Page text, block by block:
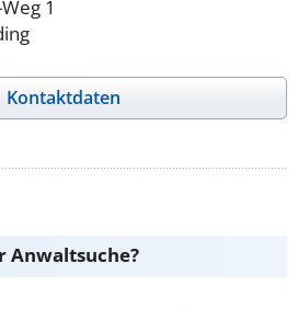
1
Kontaktdaten
Anwaltsuche?